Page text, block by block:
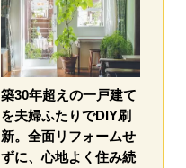
築30年超えの一戸建て
を夫婦ふたりでDIY刷
新。全面リフォームせ
ずに、心地よく住み続